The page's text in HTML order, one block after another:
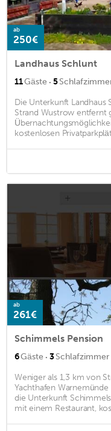
ab
250€
Landhaus Schlunt
11Gäste · 5
Die Unterkunft Landhaus
Strand Wustrow entfernt
kostenlosen
ab
261€
Schimmels Pension
6Gäste · 3Schlafzimmer
Weniger als 1,3 km von
Yachthafen
die Unterkunft
mit einem Restaurant,